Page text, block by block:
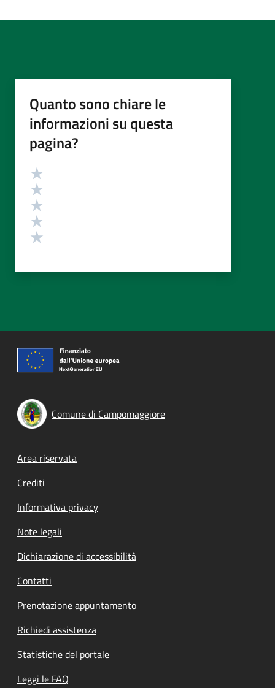
Quanto sono chiare le
informazioni su questa
pagina?
Valutazione
Comune di Campomaggiore
Footer menu
Area riservata
Crediti
Informativa privacy
Note legali
Dichiarazione di accessibilità
Contatti
Prenotazione appuntamento
Richiedi assistenza
Statistiche del portale
Leggi le FAQ